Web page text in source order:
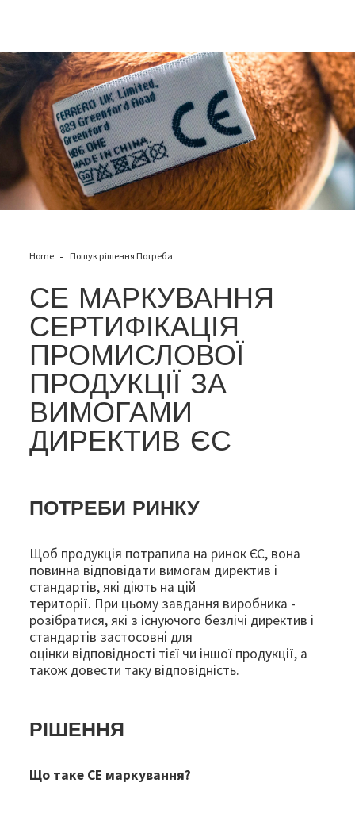
CE
Home Пошук рішення Потреба
СЕ МАРКУВАННЯ
СЕРТИФІКАЦІЯ
ПРОМИСЛОВОЇ
ПРОДУКЦІЇ ЗА
ВИМОГАМИ
ДИРЕКТИВ ЄС
ПОТРЕБИ РИНКУ
Щоб продукція потрапила на ринок ЄС, вона
повинна відповідати вимогам директив і
стандартів, які діють на цій
території. При цьому завдання виробника -
розібратися, які з існуючого безлічі директив і
стандартів застосовні для
оцінки відповідності тієї чи іншої продукції, а
також довести таку відповідність.
РІШЕННЯ
Що таке CЕ маркування?